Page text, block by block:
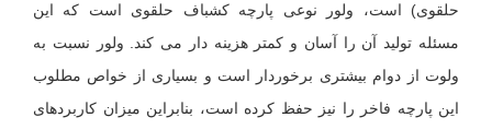
حلقوی) است، ولور نوعی پارچه کشباف حلقوی است که این
مسئله تولید آن را آسان و کمتر هزینه دار می کند. ولور نسبت به
ولوت از دوام بیشتری برخوردار است و بسیاری از خواص مطلوب
این پارچه فاخر را نیز حفظ کرده است، بنابراین میزان کاربردهای